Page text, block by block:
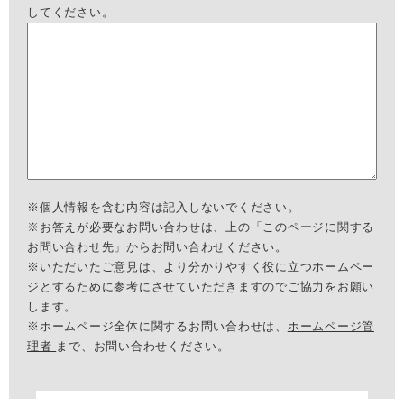
してください。
※個人情報を含む内容は記入しないでください。
※お答えが必要なお問い合わせは、上の「このページに関する
お問い合わせ先」からお問い合わせください。
※いただいたご意見は、より分かりやすく役に立つホームペー
ジとするために参考にさせていただきますのでご協力をお願い
します。
※ホームページ全体に関するお問い合わせは、 ホームページ管
理者 まで、お問い合わせください。